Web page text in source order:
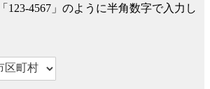
123-4567」のように半角数字で入力し